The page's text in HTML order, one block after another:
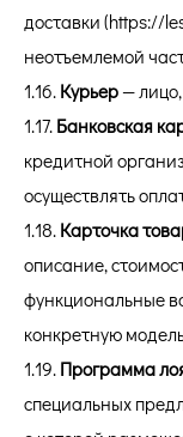
доставки (https://
неотъемлемой
1.16. Курьер—
1.17. Банковская
кредитной
осуществлять
1.18. Карточка
описание,
функциональные
конкретную
1.19. Программа
специальных